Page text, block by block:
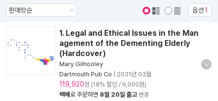
옵션1
1. Legal and Ethical Issues in the Man
agement of the Dementing Elderly
(Hardcover)
Mary Gilhooley
Dartmouth Pub Co
2031년 03월
119,920원 (18% 할인 / 6,000원)
택배로 주문하면 8월 20일 출고 변경